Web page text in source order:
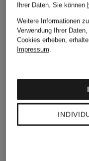
Ihrer Daten. Sie können
Weitere Informationen
Verwendung Ihrer
Cookies erheben,
Impressum.